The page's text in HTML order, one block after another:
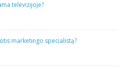
televizijoje?
marketingo specialistą?